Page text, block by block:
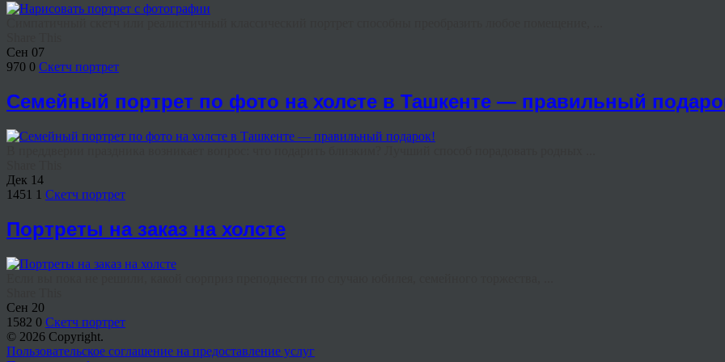
Сен 07
970 0 Скетч портрет
Семейный портрет по фото на холсте в Ташкенте — правильный
Дек 14
1451 1 Скетч портрет
Портреты на заказ на холсте
Сен 20
1582 0 Скетч портрет
© 2026 Copyright.
Пользовательское соглашение на предоставление услуг